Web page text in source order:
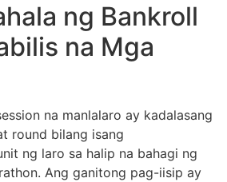
ng Bankroll
na Mga
na manlalaro ay kadalasang
round bilang isang
ng laro sa halip na bahagi ng
Ang ganitong pag-iisip ay